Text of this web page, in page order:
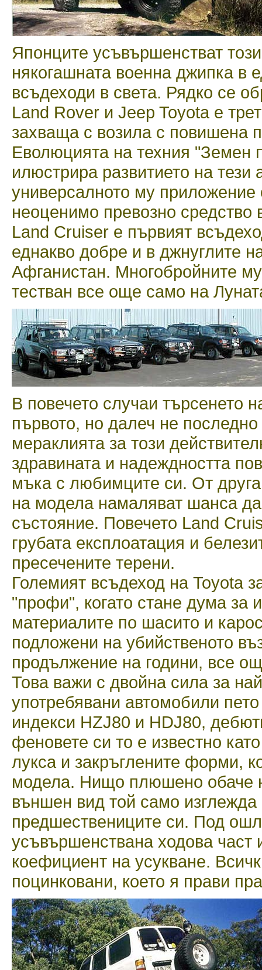
Японците усъвършенстват
някогашната военна джипка в
всъдеходи в света. Рядко се
Land Rover и Jeep Toyota е
захваща с возила с повишена
Еволюцията на техния "Земен
илюстрира развитието на
универсалното му приложение
неоценимо превозно средство
Land Cruiser е първият
еднакво добре и в джнуглите
Афганистан. Многобройните
тестван все още само на
В повечето случаи търсенето
първото, но далеч не
мераклията за този
здравината и надеждността
мъка с любимците си. От
на модела намаляват шанса
състояние. Повечето Land
грубата експлоатация и
пресечените терени.
Големият всъдеход на Toyota
"профи", когато стане дума за
материалите по шасито и
подложени на убийственото
продължение на години, все
Това важи с двойна сила за
употребявани автомобили
индекси HZJ80 и HDJ80,
феновете си то е известно
лукса и закръглените форми,
модела. Нищо плюшено обаче
външен вид той само
предшествениците си. Под
усъвършенствана ходова
коефициент на усукване.
поцинковани, което я прави